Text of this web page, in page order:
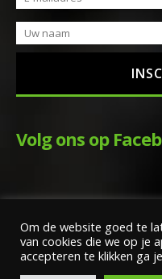
Volg ons op
Copyright Wim ter Braake
Om de website goed te
van cookies die we op je
accepteren te klikken ga